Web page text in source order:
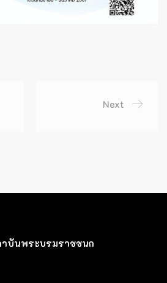
Next
บันพระบรมราชชนก